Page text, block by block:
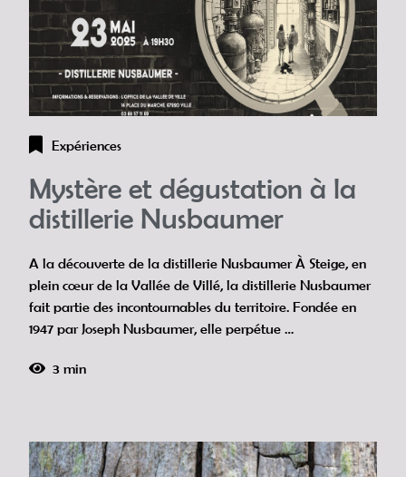
Expériences
Mystère et dégustation à la
distillerie Nusbaumer
A la découverte de la distillerie Nusbaumer À Steige, en
plein cœur de la Vallée de Villé, la distillerie Nusbaumer
fait partie des incontournables du territoire. Fondée en
1947 par Joseph Nusbaumer, elle perpétue …
3 min